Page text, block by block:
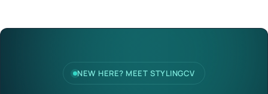
NEW HERE? MEET STYLINGCV